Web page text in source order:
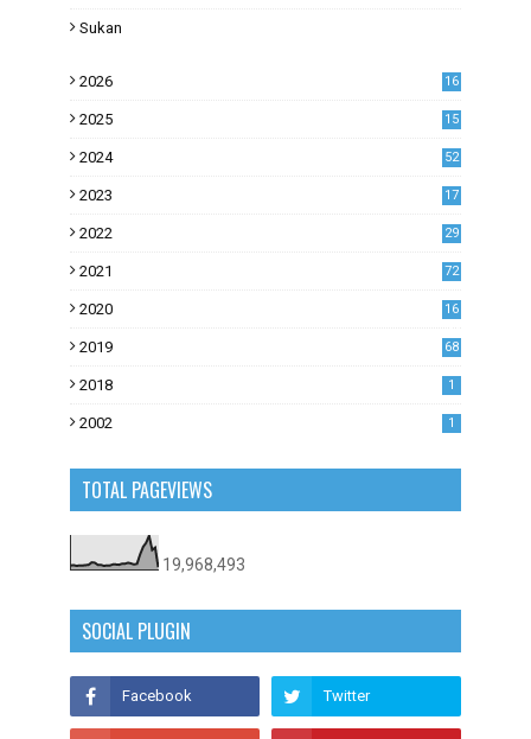
Sukan
2026 16
2025 15
2024 52
2023
17
2022
29
2021
72
2020
16
2019
68
2018 1
2002 1
TOTAL PAGEVIEWS
19,968,493
SOCIAL PLUGIN